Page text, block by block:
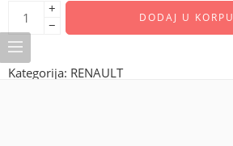
+
−
DODAJ U KORPU
Kategorija: RENAULT